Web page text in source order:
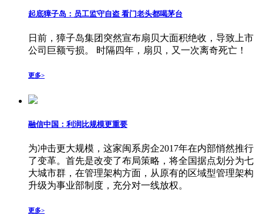
起底獐子岛：员工监守自盗 看门老头都喝茅台
日前，獐子岛集团突然宣布扇贝大面积绝收，导致上市
公司巨额亏损。 时隔四年，扇贝，又一次离奇死亡！
更多>
融信中国：利润比规模更重要
为冲击更大规模，这家闽系房企2017年在内部悄然推行
了变革。首先是改变了布局策略，将全国据点划分为七
大城市群，在管理架构方面，从原有的区域型管理架构
升级为事业部制度，充分对一线放权。
更多>